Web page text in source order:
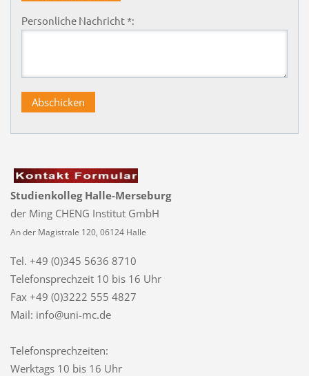
Personliche Nachricht *:
Studienkolleg Halle-Merseburg
der Ming CHENG Institut GmbH
An der Magistrale 120, 06124 Halle
Tel. +49 (0)345 5636 8710
Telefonsprechzeit 10 bis 16 Uhr
Fax +49 (0)3222 555 4827
Mail: info@uni-mc.de
Telefonsprechzeiten:
Werktags 10 bis 16 Uhr